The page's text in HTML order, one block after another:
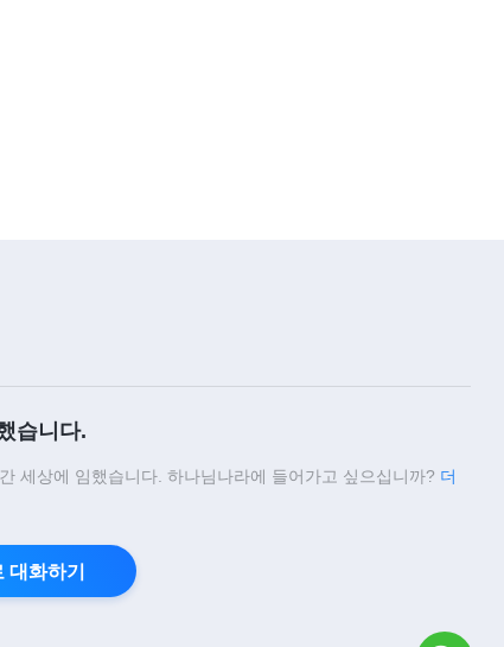
습니다.
세상에 임했습니다. 하나님나라에 들어가고 싶으십니까? 더
대화하기